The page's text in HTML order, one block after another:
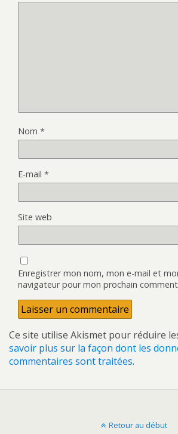
Nom *
E-mail *
Site web
Enregistrer mon nom, mon e-mail et
navigateur pour mon prochain
Ce site utilise Akismet pour réduire
savoir plus sur la façon dont les
commentaires sont traitées.
Retour au début